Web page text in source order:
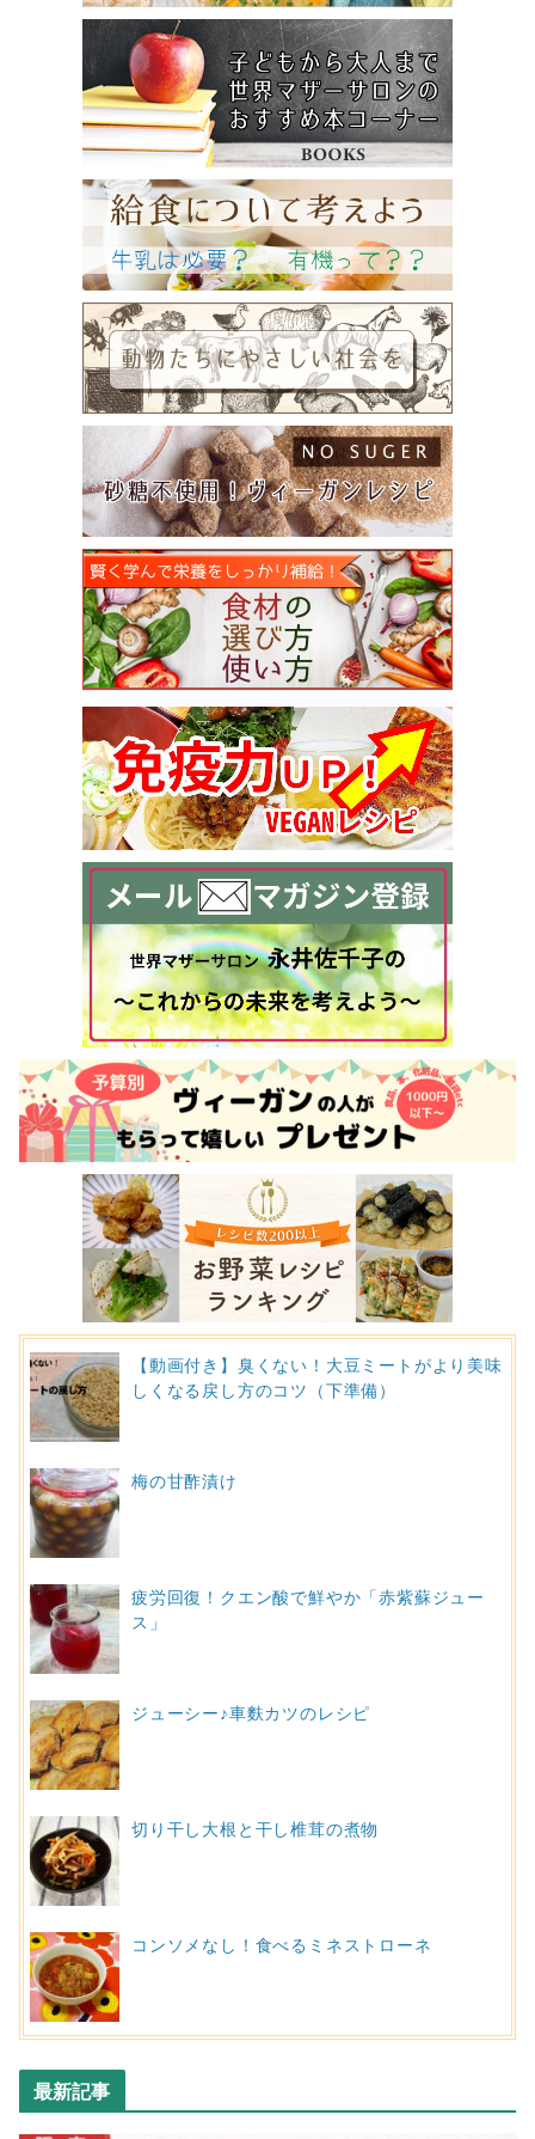
【動画付き】臭くない！大豆ミートがより美味
しくなる戻し方のコツ（下準備）
梅の甘酢漬け
疲労回復！クエン酸で鮮やか「赤紫蘇ジュー
ス」
ジューシー♪車麩カツのレシピ
切り干し大根と干し椎茸の煮物
コンソメなし！食べるミネストローネ
最新記事